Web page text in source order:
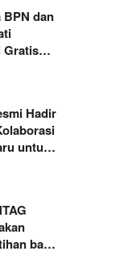
BPN dan
Gratis
Hadir
untuk
bagi